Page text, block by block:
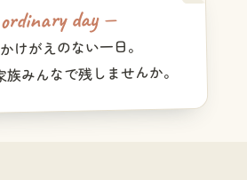
day —
けがえのない一日。
みんなで残しませんか。